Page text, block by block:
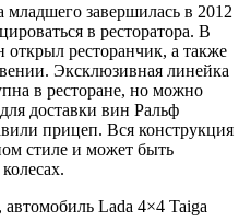
завершилась в 2012
в ресторатора. В
открыл ресторанчик, а также
Эксклюзивная линейка
в ресторане, но можно
доставки вин Ральф
прицеп. Вся конструкция
стиле и может быть
Lada 4×4 Taiga